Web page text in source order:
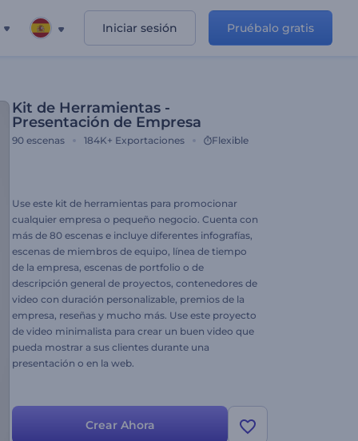
Iniciar sesión Pruébalo gratis
Kit de Herramientas -
Presentación de Empresa
90 escenas 184K+ Exportaciones Flexible
Use este kit de herramientas para promocionar
cualquier empresa o pequeño negocio. Cuenta con
más de 80 escenas e incluye diferentes infografías,
escenas de miembros de equipo, línea de tiempo
de la empresa, escenas de portfolio o de
descripción general de proyectos, contenedores de
video con duración personalizable, premios de la
empresa, reseñas y mucho más. Use este proyecto
de video minimalista para crear un buen video que
pueda mostrar a sus clientes durante una
presentación o en la web.
Crear Ahora